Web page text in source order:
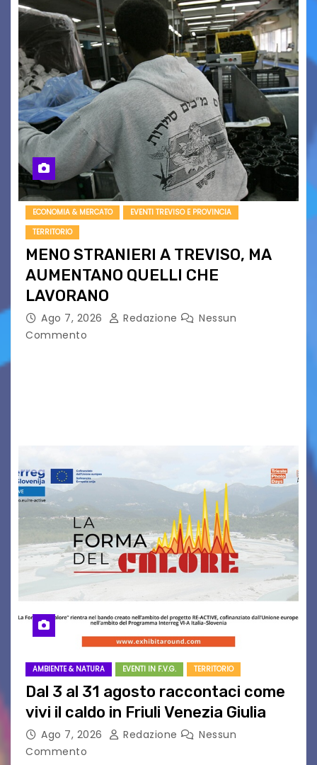
ECONOMIA & MERCATO
EVENTI TREVISO E PROVINCIA
TERRITORIO
MENO STRANIERI A TREVISO, MA
AUMENTANO QUELLI CHE
LAVORANO
Ago 7, 2026 Redazione
Nessun
Commento
AMBIENTE & NATURA EVENTI IN F.V.G. TERRITORIO
Dal 3 al 31 agosto raccontaci come
vivi il caldo in Friuli Venezia Giulia
Ago 7, 2026 Redazione
Nessun
Commento